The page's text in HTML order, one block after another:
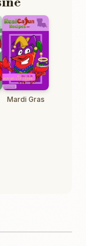
Mardi Gras